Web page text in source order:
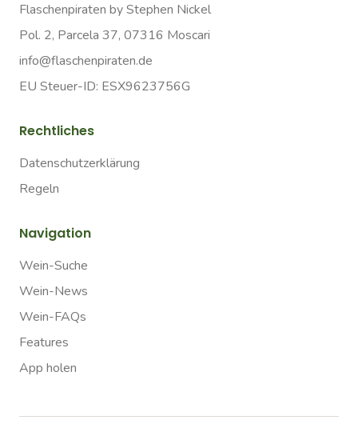
Flaschenpiraten by Stephen Nickel
Pol. 2, Parcela 37, 07316 Moscari
info@flaschenpiraten.de
EU Steuer-ID: ESX9623756G
Rechtliches
Datenschutzerklärung
Regeln
Navigation
Wein-Suche
Wein-News
Wein-FAQs
Features
App holen